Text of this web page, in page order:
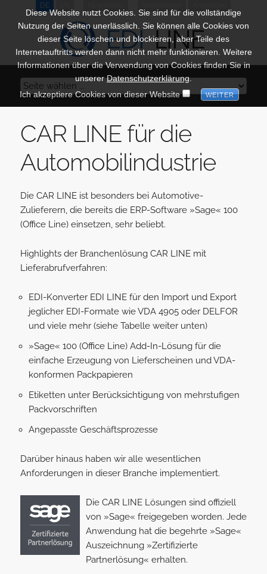
DE
CAR LINE für die
Automobilindustrie
Die CAR LINEist besonders bei Automotive-
Zulieferern, die bereits die ERP-Software »Sage« 100
(Office Line)einsetzen, sehr beliebt.
Highlights der Branchenlösung CAR LINE mit
Lieferabrufverfahren:
EDI-Konverter EDI LINEfür den Import und Export
jeglicher EDI-Formate wie VDA 4905 oder DELFOR
und viele mehr (siehe Tabelle weiter unten)
»Sage« 100 (Office Line) Add-In-Lösung für die
einfache Erzeugung von Lieferscheinen und VDA-
konformen Packpapieren
Etiketten unter Berücksichtigung von mehrstufigen
Packvorschriften
Angepasste Geschäftsprozesse
Darüber hinaus haben wir alle wesentlichen
Anforderungen in dieser Branche implementiert.
Die CAR LINE Lösungen sind offiziell
von »Sage« freigegeben worden. Jede
Anwendung hat die begehrte »Sage«
Auszeichnung »Zertifizierte
Partnerlösung« erhalten.
Diese Website nutzt Cookies. Sie sind für die vollständige
Nutzung der Seiten unerlässlich. Sie können alle Cookies von
dieser Seite löschen und blockieren, aber Teile des
Internetauftritts werden dann nicht mehr funktionieren. Weitere
Informationen über die Verwendung von Cookies finden Sie in
unsererDatenschutzerklärung.
Ich akzeptiere Cookies von dieser Website